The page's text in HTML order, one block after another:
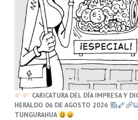
CARICATURA DEL DÍA IMPRESA Y
HERALDO 06 DE AGOSTO 2026
TUNGURAHUA